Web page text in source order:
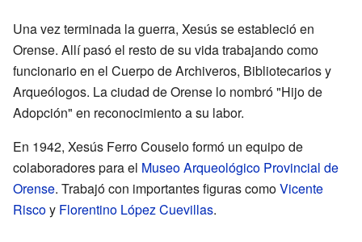
Una vez terminada la guerra, Xesús se estableció en
Orense. Allí pasó el resto de su vida trabajando como
funcionario en el Cuerpo de Archiveros, Bibliotecarios y
Arqueólogos. La ciudad de Orense lo nombró "Hijo de
Adopción" en reconocimiento a su labor.
En 1942, Xesús Ferro Couselo formó un equipo de
colaboradores para el Museo Arqueológico Provincial de
Orense. Trabajó con importantes figuras comoVicente
Riscoy Florentino López Cuevillas.